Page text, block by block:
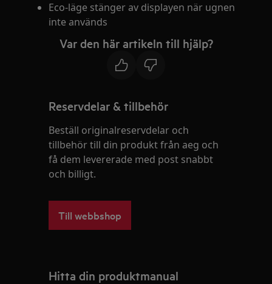
Eco-läge stänger av displayen när ugnen
inte används
Var den här artikeln till hjälp?
Reservdelar & tillbehör
Beställ originalreservdelar och
tillbehör till din produkt från aeg och
få dem levererade med post snabbt
och billigt.
Till webbshop
Hitta din produktmanual